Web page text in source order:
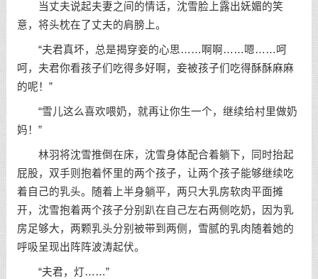
当丈夫说起夫妻之间的情话，沈雪脸上露出妩媚的笑
意，将头枕在了丈夫的肩膀上。
“夫君真坏，总是揭穿妾的心思……啊啊……嗯……呵
呵，夫君你看孩子们吃得多好啊，妾被孩子们吃得酥酥麻麻
的呢！”
“雪儿这么喜欢喂奶，就再让你生一个，继续给村里做奶
妈！”
林羽将沈雪推倒在床，沈雪身体配合着躺下，同时抬起
屁股，双手则抱着怀里的两个孩子，让两个孩子能够继续吃
着自己的乳头。随着上半身躺平，两只大乳房软肉平面摊
开，沈雪抱着两个孩子分别趴在自己左右两侧吃奶，因为乳
房足够大，两颗乳头分别被带到两侧，雪腻的乳肉随着她的
呼吸呈现出阵阵波涛起伏。
“夫君，灯……”